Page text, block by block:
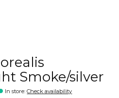
Smoke/silver
In store:Check availability